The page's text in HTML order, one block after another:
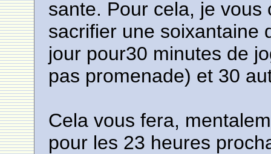
sante. Pour cela, je
sacrifier une soixantaine
jour pour30 minutes de
pas promenade) et 30
Cela vous fera,
pour les 23 heures